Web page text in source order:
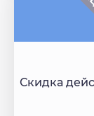
Скидка